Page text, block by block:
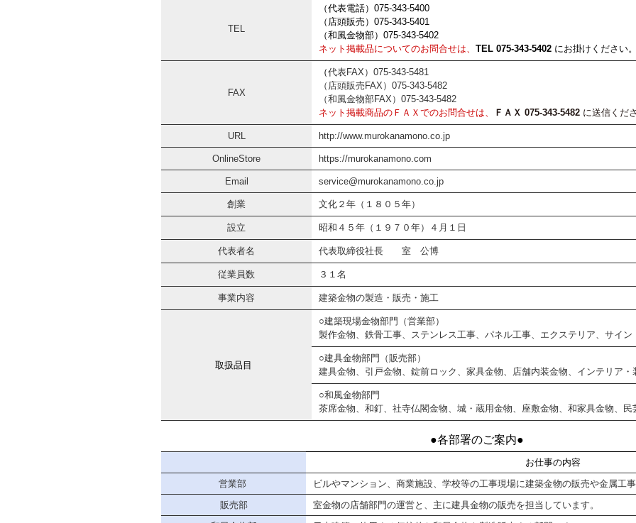
TEL
（代表電話）075-343-5400
（店頭販売）075-343-5401
（和風金物部）075-343-5402
ネット掲載品についてのお問合せは、 TEL 075-343-5402 にお掛けください。
FAX
（代表FAX）075-343-5481
（店頭販売FAX）075-343-5482
（和風金物部FAX）075-343-5482
ネット掲載商品のＦＡＸでのお問合せは、
ＦＡＸ 075-343-5482 に送信くだ
URL http://www.murokanamono.co.jp
OnlineStore https://murokanamono.com
Email service@murokanamono.co.jp
創業 文化２年（１８０５年）
設立 昭和４５年（１９７０年）４月１日
代表者名 代表取締役社長 室 公博
従業員数 ３１名
事業内容 建築金物の製造・販売・施工
取扱品目
○建築現場金物部門（営業部）
製作金物、鉄骨工事、ステンレス工事、パネル工事、エクステリア、サイ
○建具金物部門（販売部）
建具金物、引戸金物、錠前ロック、家具金物、店舗内装金物、インテリア・
○和風金物部門
茶席金物、和釘、社寺仏閣金物、城・蔵用金物、座敷金物、和家具金物、
●各部署のご案内●
お仕事の内容
営業部
ビルやマンション、商業施設、学校等の工事現場に建築金物の販売や金属工
販売部
室金物の店舗部門の運営と、主に建具金物の販売を担当しています。